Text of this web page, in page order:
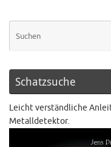
Schatzsuche
Leicht verständliche
Metalldetektor.